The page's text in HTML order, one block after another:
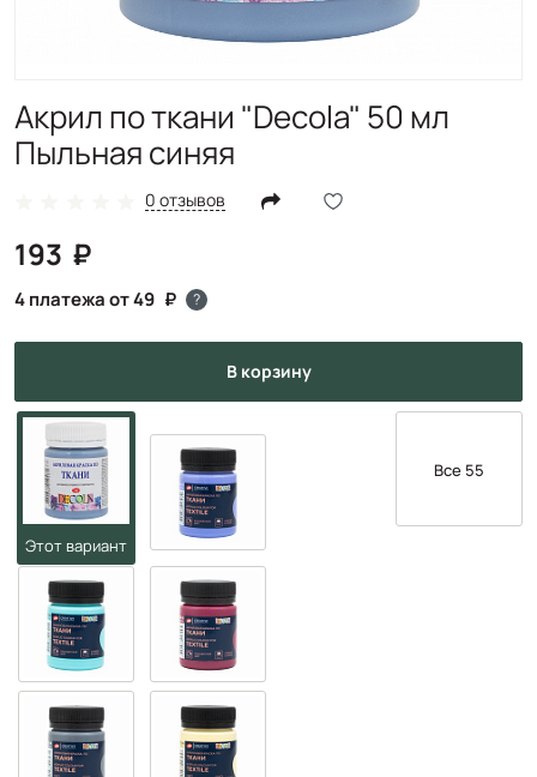
Акрил по ткани "Decola" 50 мл
Пыльная синяя
0 отзывов
193
4 платежа от 49 ?
в корзину
Все 55